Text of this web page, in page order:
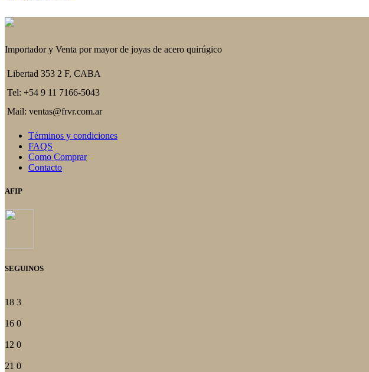
Importador y Venta por mayor de joyas de acero quirúgico
Libertad 353 2 F, CABA
Tel: +54 9 11 7166-5043
Mail: ventas@frvr.com.ar
Términos y condiciones
FAQS
Como Comprar
Contacto
AFIP
SEGUINOS
18 3
16 0
12 0
21 0